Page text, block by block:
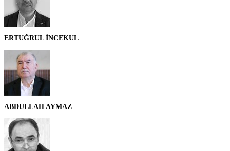
ERTUĞRUL İNCEKUL
ABDULLAH AYMAZ